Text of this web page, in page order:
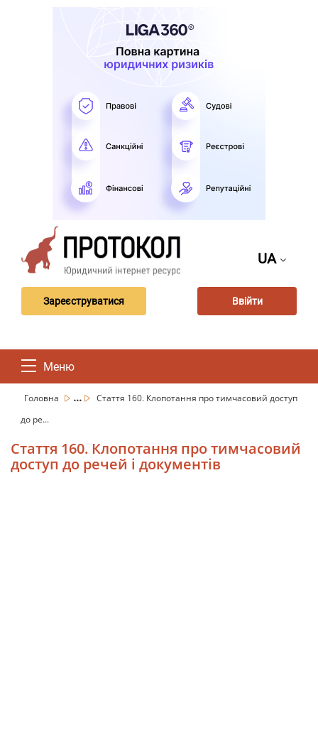
UA
Зареєструватися Ввійти
Меню
Головна ...
Стаття 160. Клопотання про тимчасовий доступ
до ре...
Стаття 160. Клопотання про тимчасовий
доступ до речей і документів